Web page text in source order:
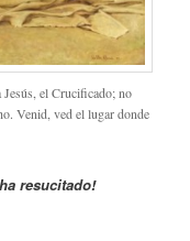
Jesús, el Crucificado; no
Venid, ved el lugar donde
resucitado!